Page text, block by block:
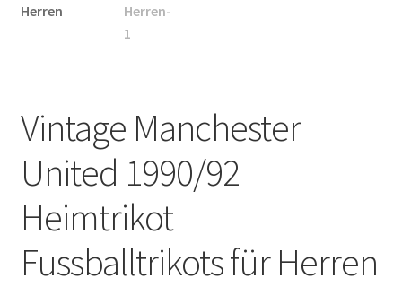
Vintage Manchester
United 1990/92
Heimtrikot
Fussballtrikots für Herren